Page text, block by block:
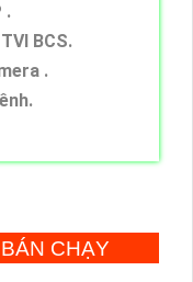
.
BCS.
.
CHẠY